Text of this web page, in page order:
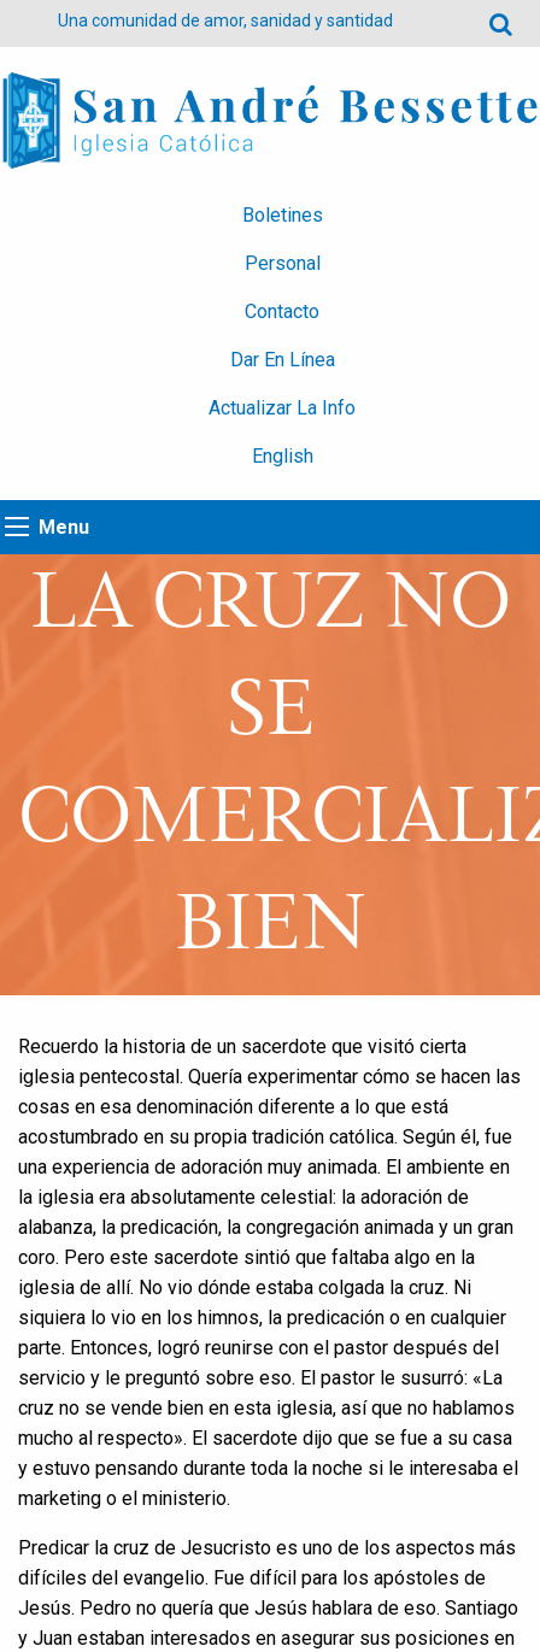
Una comunidad de amor, sanidad y santidad
Boletines
Personal
Contacto
Dar En Línea
Actualizar La Info
English
Menu
LA CRUZ NO
SE
BIEN
Recuerdo la historia de un sacerdote que visitó cierta
iglesia pentecostal. Quería experimentar cómo se hacen las
cosas en esa denominación diferente a lo que está
acostumbrado en su propia tradición católica. Según él, fue
una experiencia de adoración muy animada. El ambiente en
la iglesia era absolutamente celestial: la adoración de
alabanza, la predicación, la congregación animada y un gran
coro. Pero este sacerdote sintió que faltaba algo en la
iglesia de allí. No vio dónde estaba colgada la cruz. Ni
siquiera lo vio en los himnos, la predicación o en cualquier
parte. Entonces, logró reunirse con el pastor después del
servicio y le preguntó sobre eso. El pastor le susurró: «La
cruz no se vende bien en esta iglesia, así que no hablamos
mucho al respecto». El sacerdote dijo que se fue a su casa
y estuvo pensando durante toda la noche si le interesaba el
marketing o el ministerio.
Predicar la cruz de Jesucristo es uno de los aspectos más
difíciles del evangelio. Fue difícil para los apóstoles de
Jesús. Pedro no quería que Jesús hablara de eso. Santiago
y Juan estaban interesados ​​en asegurar sus posiciones en